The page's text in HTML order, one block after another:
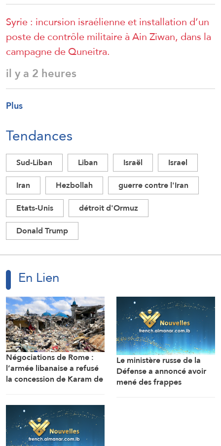
Syrie : incursion israélienne et installation d’un
poste de contrôle militaire à Ain Ziwan, dans la
campagne de Quneitra.
il y a 2 heures
Plus
Tendances
Sud-Liban Liban Israël
Israel
Iran
Hezbollah
guerre contre l'Iran
Etats-Unis
détroit d'Ormuz
Donald Trump
En Lien
Négociations de Rome :
l’armée libanaise a refusé
la concession de Karam de
du Litani
Le ministère russe de la
Défense a annoncé avoir
mené des frappes